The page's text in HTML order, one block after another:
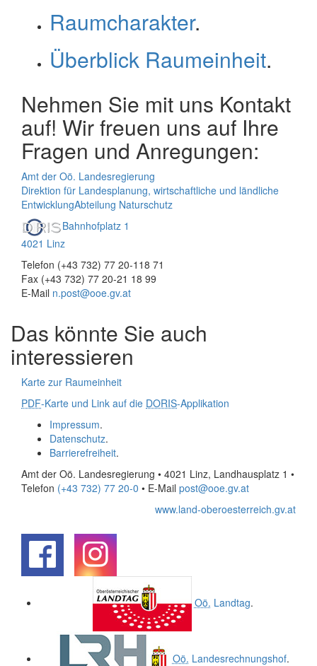
Raumcharakter.
Überblick Raumeinheit.
Nehmen Sie mit uns Kontakt
auf! Wir freuen uns auf Ihre
Fragen und Anregungen:
Amt der Oö. Landesregierung
Direktion für Landesplanung, wirtschaftliche und ländliche
EntwicklungAbteilung Naturschutz
Bahnhofplatz 1
4021 Linz
Telefon (+43 732) 77 20-118 71
Fax (+43 732) 77 20-21 18 99
E-Mail n.post@ooe.gv.at
Das könnte Sie auch
interessieren
Karte zur Raumeinheit
PDF-Karte und Link auf die DORIS-Applikation
Impressum.
Datenschutz.
Barrierefreiheit.
Amt der Oö. Landesregierung • 4021 Linz, Landhausplatz 1 •
Telefon (+43 732) 77 20-0 • E-Mail post@ooe.gv.at
www.land-oberoesterreich.gv.at
Oö. Landtag.
Oö. Landesrechnungshof.